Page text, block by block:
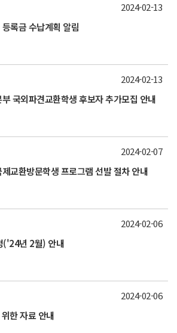
록금 수납계획 알림
2024-02-13
국외파견교환학생 후보자 추가모집 안내
2024-02-13
교환방문학생 프로그램 선발 절차 안내
2024-02-07
('24년 2월) 안내
2024-02-06
한 자료 안내
2024-02-06